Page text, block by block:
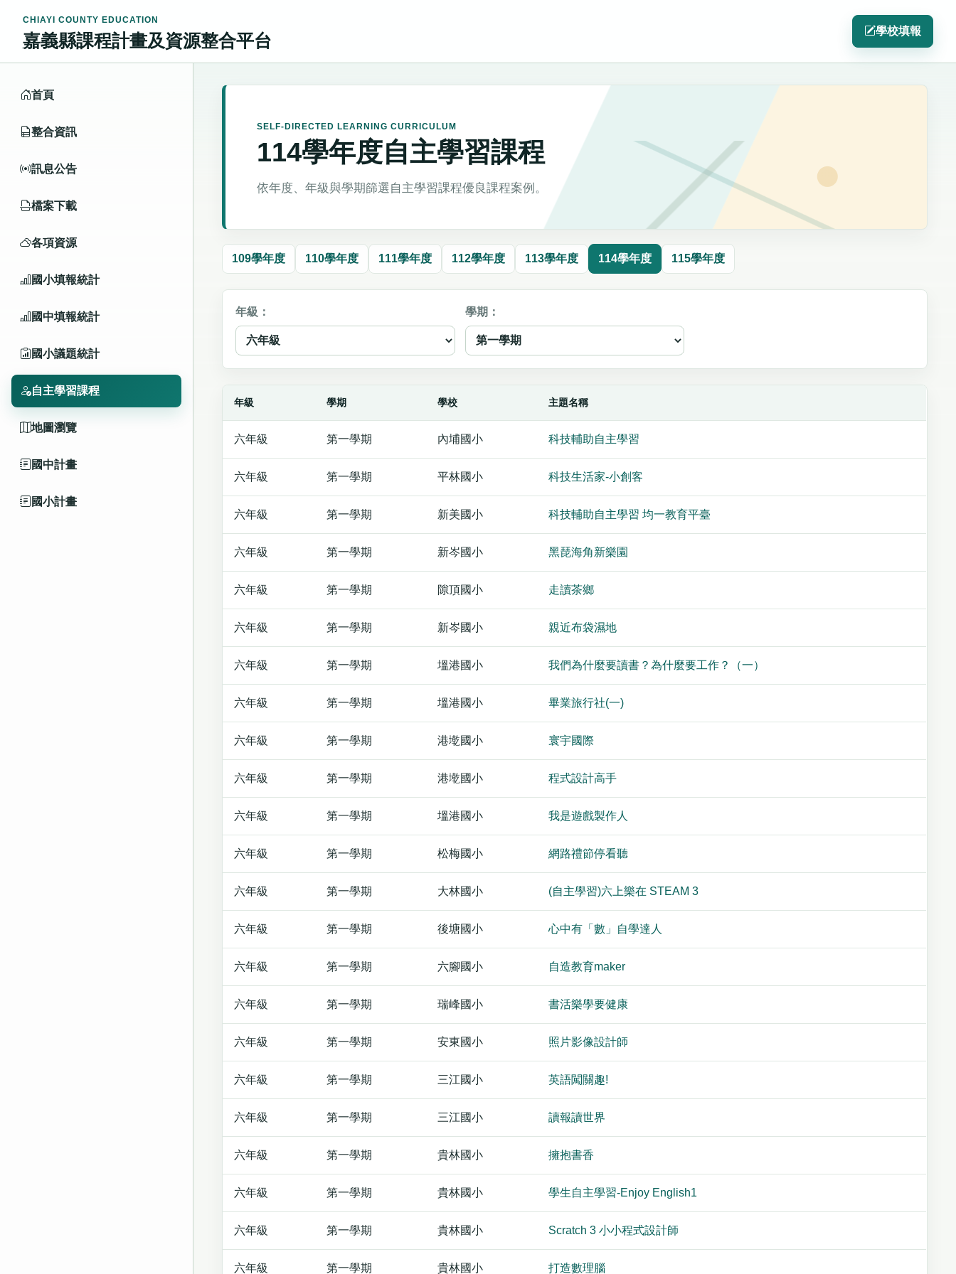
CHIAYI COUNTY EDUCATION
嘉義縣課程計畫及資源整合平台
學校填報
首頁
整合資訊
訊息公告
檔案下載
各項資源
國小填報統計
國中填報統計
國小議題統計
自主學習課程
地圖瀏覽
國中計畫
國小計畫
SELF-DIRECTED LEARNING CURRICULUM
114學年度自主學習課程
依年度、年級與學期篩選自主學習課程優良課程案例。
109學年度 110學年度 111學年度 112學年度 113學年度 114學年度 115學年度
年級： 學期：
年級 學期 學校 主題名稱
六年級 第一學期 內埔國小 科技輔助自主學習
六年級 第一學期 平林國小 科技生活家-小創客
六年級 第一學期 新美國小 科技輔助自主學習 均一教育平臺
六年級 第一學期 新岑國小 黑琵海角新樂園
六年級 第一學期 隙頂國小 走讀茶鄉
六年級 第一學期 新岑國小 親近布袋濕地
六年級 第一學期 塭港國小 我們為什麼要讀書？為什麼要工作？（一）
六年級 第一學期 塭港國小 畢業旅行社(一)
六年級 第一學期 港墘國小 寰宇國際
六年級 第一學期 港墘國小 程式設計高手
六年級 第一學期 塭港國小 我是遊戲製作人
六年級 第一學期 松梅國小 網路禮節停看聽
六年級 第一學期 大林國小 (自主學習)六上樂在 STEAM 3
六年級 第一學期 後塘國小 心中有「數」自學達人
六年級 第一學期 六腳國小 自造教育maker
六年級 第一學期 瑞峰國小 書活樂學要健康
六年級 第一學期 安東國小 照片影像設計師
六年級 第一學期 三江國小 英語闖關趣!
六年級 第一學期 三江國小 讀報讀世界
六年級 第一學期 貴林國小 擁抱書香
六年級 第一學期 貴林國小 學生自主學習-Enjoy English1
六年級 第一學期 貴林國小 Scratch 3 小小程式設計師
六年級 第一學期 貴林國小 打造數理腦